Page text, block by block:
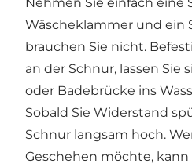
Nehmen Sie einfach eine
Wäscheklammer und ein
brauchen Sie nicht.
an der Schnur, lassen Sie
oder Badebrücke ins
Sobald Sie Widerstand
Schnur langsam hoch.
Geschehen möchte,